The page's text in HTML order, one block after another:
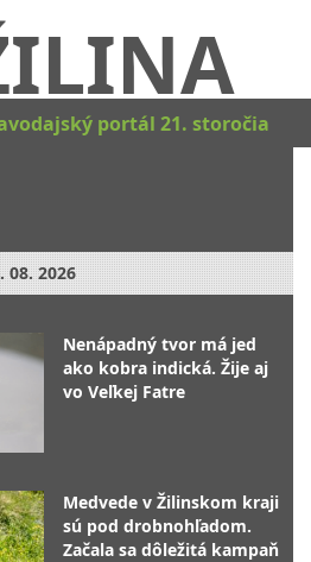
portál 21. storočia
08. 2026
Nenápadný tvor má jed
ako kobra indická. Žije aj
vo Veľkej Fatre
Medvede v Žilinskom kraji
sú pod drobnohľadom.
Začala sa dôležitá kampaň